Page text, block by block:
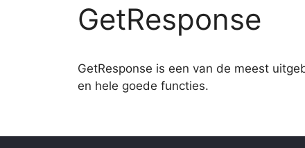
GetResponse
GetResponse is een van de meest
en hele goede functies.